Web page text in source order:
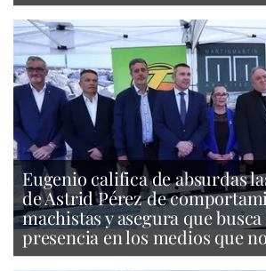
Eugenio califica de absurdas
de Astrid Pérez de
machistas y asegura que
presencia en los medios que